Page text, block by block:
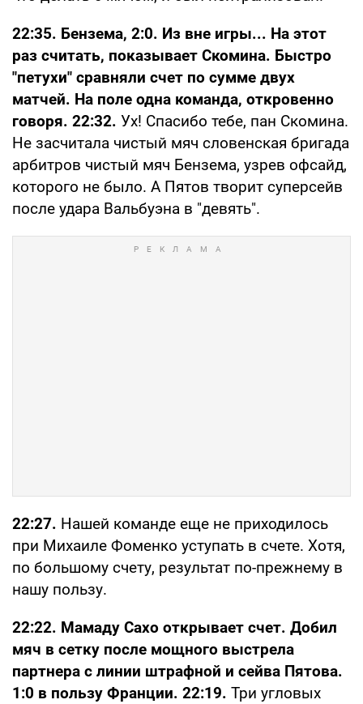
22:35. Бензема, 2:0. Из вне игры... На этот
раз считать, показывает Скомина. Быстро
"петухи" сравняли счет по сумме двух
матчей. На поле одна команда, откровенно
говоря. 22:32. Ух! Спасибо тебе, пан Скомина.
Не засчитала чистый мяч словенская бригада
арбитров чистый мяч Бензема, узрев офсайд,
которого не было. А Пятов творит суперсейв
после удара Вальбуэна в "девять".
22:27. Нашей команде еще не приходилось
при Михаиле Фоменко уступать в счете. Хотя,
по большому счету, результат по-прежнему в
нашу пользу.
22:22. Мамаду Сахо открывает счет. Добил
мяч в сетку после мощного выстрела
партнера с линии штрафной и сейва Пятова.
1:0 в пользу Франции. 22:19. Три угловых